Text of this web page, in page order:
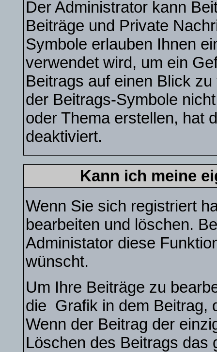
Der Administrator kann
Beiträge und Private
Symbole erlauben Ihnen
verwendet wird, um ein
Beitrags auf einen Blick
der Beitrags-Symbole
oder Thema erstellen, hat
deaktiviert.
Kann ich meine
Wenn Sie sich registriert
bearbeiten und löschen.
Administator diese
wünscht.
Um Ihre Beiträge zu
die Grafik in dem Beitrag,
Wenn der Beitrag der
Löschen des Beitrags das